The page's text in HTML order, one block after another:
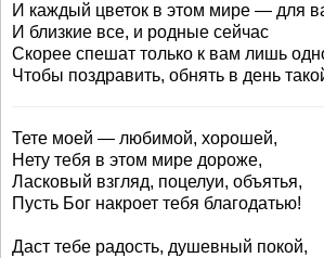
И каждый цветок в этом мире — для
И близкие все, и родные сейчас
Скорее спешат только к вам лишь
Чтобы поздравить, обнять в день
Тете моей — любимой, хорошей,
Нету тебя в этом мире дороже,
Ласковый взгляд, поцелуи, объятья,
Пусть Бог накроет тебя благодатью!
Даст тебе радость, душевный покой,